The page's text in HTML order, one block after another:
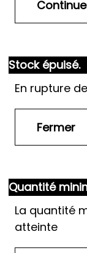
Stock épuisé.
En rupture
Quantité
La quantité
atteinte